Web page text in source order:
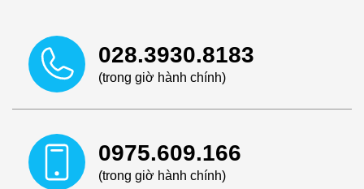
028.3930.8183
(trong giờ hành chính)
0975.609.166
(trong giờ hành chính)